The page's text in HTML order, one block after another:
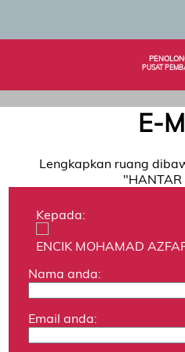
PUSAT
E-
Lengkapkan ruang
"HANTAR
Kepada:
ENCIK MOHAMAD
Nama anda:
Email anda: